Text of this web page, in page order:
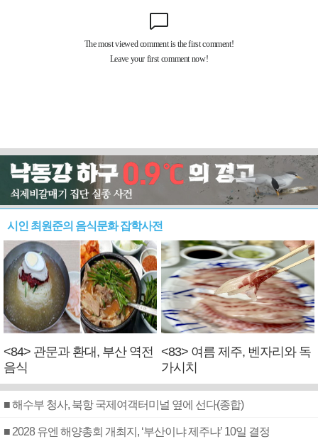
시인 최원준의 음식문화 잡학사전
<84> 관문과 환대, 부산 역전
음식
<83> 여름 제주, 벤자리와 독
가시치
■ 해수부 청사, 북항 국제여객터미널 옆에 선다(종합)
■ 2028 유엔 해양총회 개최지, ‘부산이냐 제주냐’ 10일 결정